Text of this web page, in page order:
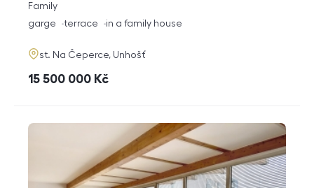
rozměry
disposition
Family
funkce
garge terrace in a family house
adresa
st. Na Čeperce, Unhošť
cena
15 500 000 Kč